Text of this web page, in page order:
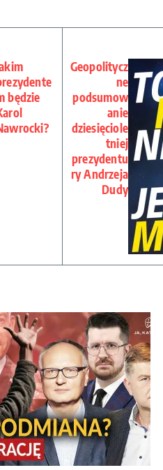
będzie
Geopolitycz
ne
podsumow
anie
dziesięciole
tniej
prezydentu
ry Andrzeja
Dudy